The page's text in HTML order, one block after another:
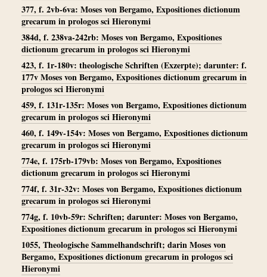
377, f. 2vb-6va: Moses von Bergamo, Expositiones dictionum
grecarum in prologos sci Hieronymi
384d, f. 238va-242rb: Moses von Bergamo, Expositiones
dictionum grecarum in prologos sci Hieronymi
423, f. 1r-180v: theologische Schriften (Exzerpte); darunter: f.
177v Moses von Bergamo, Expositiones dictionum grecarum in
prologos sci Hieronymi
459, f. 131r-135r: Moses von Bergamo, Expositiones dictionum
grecarum in prologos sci Hieronymi
460, f. 149v-154v: Moses von Bergamo, Expositiones dictionum
grecarum in prologos sci Hieronymi
774e, f. 175rb-179vb: Moses von Bergamo, Expositiones
dictionum grecarum in prologos sci Hieronymi
774f, f. 31r-32v: Moses von Bergamo, Expositiones dictionum
grecarum in prologos sci Hieronymi
774g, f. 10vb-59r: Schriften; darunter: Moses von Bergamo,
Expositiones dictionum grecarum in prologos sci Hieronymi
1055, Theologische Sammelhandschrift; darin Moses von
Bergamo, Expositiones dictionum grecarum in prologos sci
Hieronymi